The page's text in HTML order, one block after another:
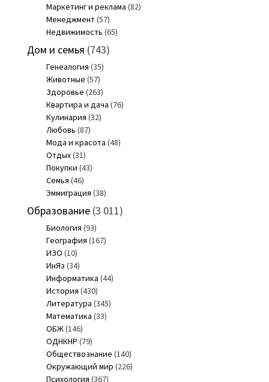
Маркетинг и реклама (82)
Менеджмент(57)
Недвижимость (65)
Дом и семья (743)
Генеалогия (35)
Животные (57)
Здоровье (263)
Квартира и дача (76)
Кулинария (32)
Любовь (87)
Мода и красота (48)
Отдых(31)
Покупки (43)
Семья (46)
Эммиграция (38)
Образование(3 011)
Биология (93)
География (167)
ИЗО (10)
ИнЯз (34)
Информатика (44)
История (430)
Литература (345)
Математика (33)
ОБЖ(146)
ОДНКНР (79)
Обществознание (140)
Окружающий мир (226)
Психология (367)